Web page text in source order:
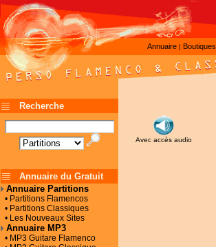
Annuaire | Boutiques
Recherche
Annuaire du Gratuit
Annuaire Partitions
• Partitions Flamencos
• Partitions Classiques
• Les Nouveaux Sites
Annuaire MP3
• MP3 Guitare Flamenco
Avec accès audio